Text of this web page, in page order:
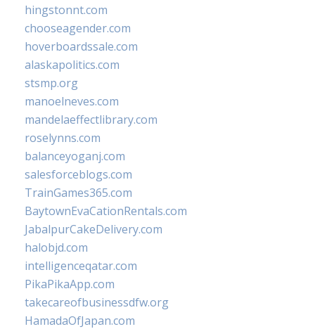
hingstonnt.com
chooseagender.com
hoverboardssale.com
alaskapolitics.com
stsmp.org
manoelneves.com
mandelaeffectlibrary.com
roselynns.com
balanceyoganj.com
salesforceblogs.com
TrainGames365.com
BaytownEvaCationRentals.com
JabalpurCakeDelivery.com
halobjd.com
intelligenceqatar.com
PikaPikaApp.com
takecareofbusinessdfw.org
HamadaOfJapan.com